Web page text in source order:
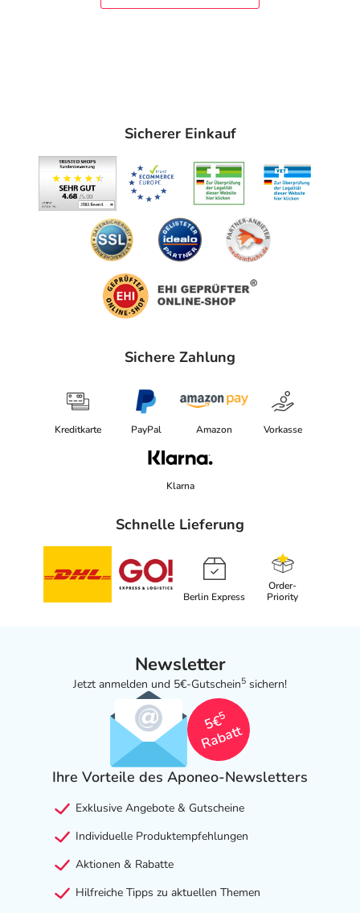
Sicherer Einkauf
Sichere Zahlung
Kreditkarte PayPal Amazon Vorkasse
Klarna
Schnelle Lieferung
Berlin Express
Order-
Priority
Newsletter
Jetzt anmelden und 5€-Gutschein5 sichern!
5€
5
Rabatt
Ihre Vorteile des Aponeo-Newsletters
Exklusive Angebote & Gutscheine
Individuelle Produktempfehlungen
Aktionen & Rabatte
Hilfreiche Tipps zu aktuellen Themen